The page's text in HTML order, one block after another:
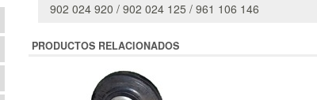
902 024 920 / 902 024 125 / 961 106 146
PRODUCTOS RELACIONADOS